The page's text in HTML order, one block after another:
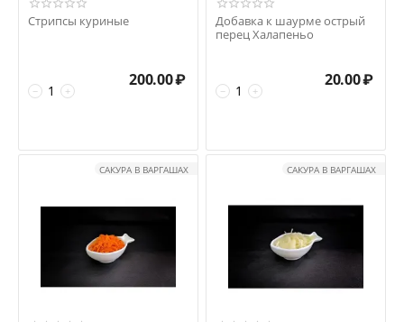
Стрипсы куриные
+
−
200.00₽
Добавка к шаурме острый
перец Халапеньо
+
−
20.00₽
САКУРА В ВАРГАШАХ САКУРА В ВАРГАШАХ